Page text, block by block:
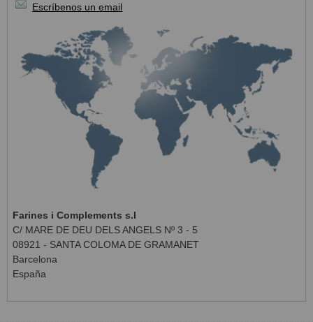
Escríbenos un email
Farines i Complements s.l
C/ MARE DE DEU DELS ANGELS Nº 3 - 5
08921 - SANTA COLOMA DE GRAMANET
Barcelona
España